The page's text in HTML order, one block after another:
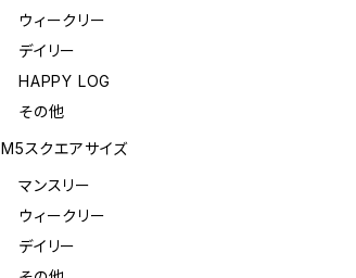
ウィークリー
デイリー
HAPPY LOG
その他
M5スクエアサイズ
マンスリー
ウィークリー
デイリー